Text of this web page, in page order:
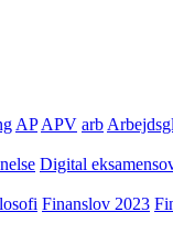
AP APV arb
Digital
Finanslov 2023